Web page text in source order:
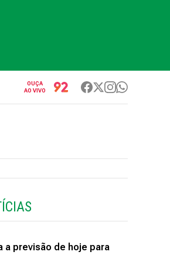
OUÇA
AO VIVO
a previsão de hoje para